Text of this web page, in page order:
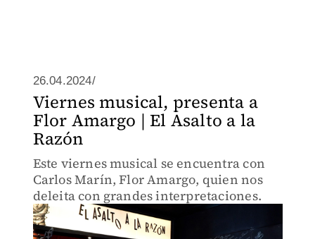
26.04.2024/
Viernes musical, presenta a
Flor Amargo | El Asalto a la
Razón
Este viernes musical se encuentra con
Carlos Marín, Flor Amargo, quien nos
deleita con grandes interpretaciones.